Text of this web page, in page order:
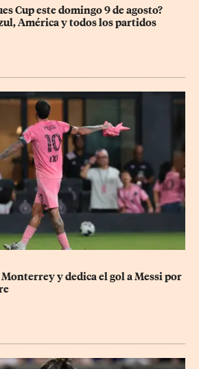
Cup este domingo 9 de agosto?
América y todos los partidos
y dedica el gol a Messi por